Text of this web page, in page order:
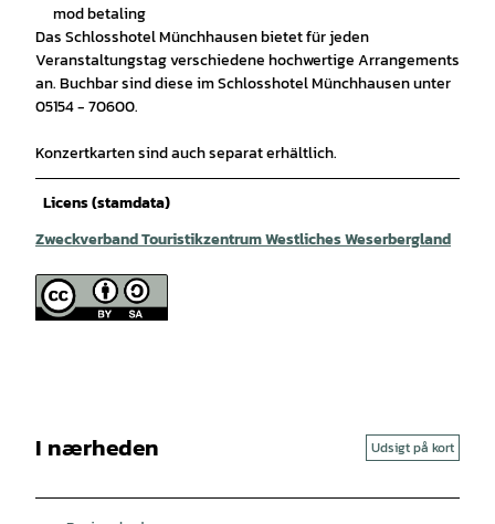
mod betaling
Das Schlosshotel Münchhausen bietet für jeden
Veranstaltungstag verschiedene hochwertige Arrangements
an. Buchbar sind diese im Schlosshotel Münchhausen unter
05154 - 70600.
Konzertkarten sind auch separat erhältlich.
Licens (stamdata)
Zweckverband Touristikzentrum Westliches Weserbergland
I nærheden Udsigt på kort